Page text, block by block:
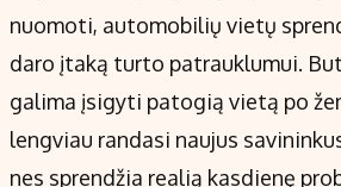
nuomoti, automobilių vietų
daro įtaką turto patrauklumui.
galima įsigyti patogią vietą po
lengviau randasi naujus
nes sprendžia realią kasdienę